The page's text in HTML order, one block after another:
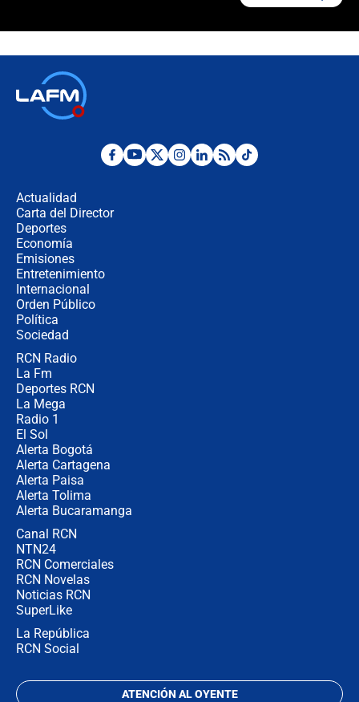
Desde dermatitis hasta infecciones:
Actualidad
Carta del Director
Deportes
Economía
Emisiones
Entretenimiento
Internacional
Orden Público
Política
Sociedad
RCN Radio
La Fm
Deportes RCN
La Mega
Radio 1
El Sol
Alerta Bogotá
Alerta Cartagena
Alerta Paisa
Alerta Tolima
Alerta Bucaramanga
Canal RCN
NTN24
RCN Comerciales
RCN Novelas
Noticias RCN
SuperLike
La República
RCN Social
ATENCIÓN AL OYENTE